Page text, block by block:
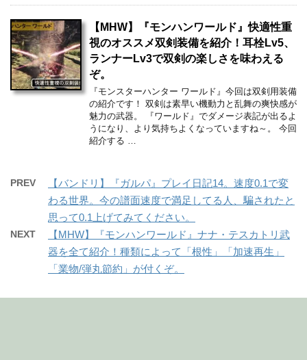
【MHW】『モンハンワールド』快適性重
視のオススメ双剣装備を紹介！耳栓Lv5、
ランナーLv3で双剣の楽しさを味わえる
ぞ。
『モンスターハンター ワールド』今回は双剣用装備
の紹介です！ 双剣は素早い機動力と乱舞の爽快感が
魅力の武器。 『ワールド』でダメージ表記が出るよ
うになり、より気持ちよくなっていますね～。 今回
紹介する …
PREV
【バンドリ】『ガルパ』プレイ日記14。速度0.1で変
わる世界。今の譜面速度で満足してる人、騙されたと
思って0.1上げてみてください。
NEXT
【MHW】『モンハンワールド』ナナ・テスカトリ武
器を全て紹介！種類によって「根性」「加速再生」
「業物/弾丸節約」が付くぞ。